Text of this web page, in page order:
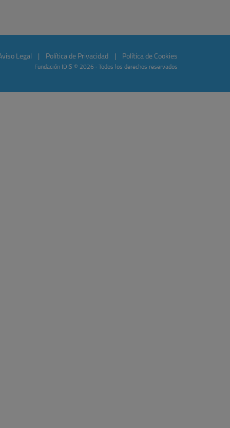
Legal Política de Privacidad Política de Cookies
Fundación IDIS © 2026 · Todos los derechos reservados